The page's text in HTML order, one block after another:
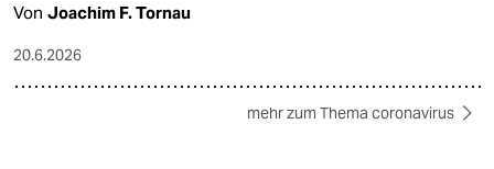
Von Joachim F. Tornau
20.6.2026
mehr zum Thema coronavirus